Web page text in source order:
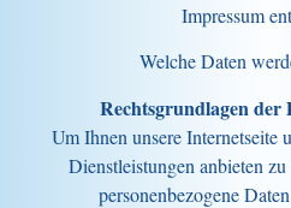
Impressum
Welche Daten
Rechtsgrundlagen der
Um Ihnen unsere Internetseite
Dienstleistungen anbieten
personenbezogene